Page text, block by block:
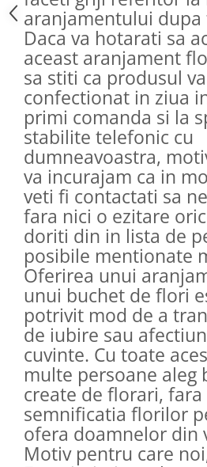
aranjamentului
Daca va hotarati sa
aceast aranjament
sa stiti ca produsul
confectionat in ziua
primi comanda si la
stabilite telefonic cu
dumneavoastra,
va incurajam ca in
veti fi contactati sa
fara nici o ezitare
doriti din in lista de
posibile mentionate
Oferirea unui
unui buchet de flori
potrivit mod de a
de iubire sau
cuvinte. Cu toate
multe persoane aleg
create de florari, fara
semnificatia florilor
ofera doamnelor din
Motiv pentru care